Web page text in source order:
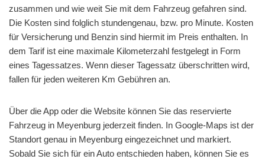
zusammen und wie weit Sie mit dem Fahrzeug gefahren sind.
Die Kosten sind folglich stundengenau, bzw. pro Minute. Kosten
für Versicherung und Benzin sind hiermit im Preis enthalten. In
dem Tarif ist eine maximale Kilometerzahl festgelegt in Form
eines Tagessatzes. Wenn dieser Tagessatz überschritten wird,
fallen für jeden weiteren Km Gebühren an.
Über die App oder die Website können Sie das reservierte
Fahrzeug in Meyenburg jederzeit finden. In Google-Maps ist der
Standort genau in Meyenburg eingezeichnet und markiert.
Sobald Sie sich für ein Auto entschieden haben, können Sie es